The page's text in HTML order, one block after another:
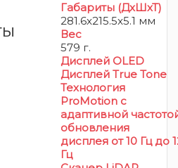
Габариты (ДхШхТ)
281.6x215.5x5.1 мм
Вес
579 г.
Дисплей OLED
Дисплей True Tone
Технология
ProMotion с
адаптивной
обновления
дисплея от 10 Гц до
Гц